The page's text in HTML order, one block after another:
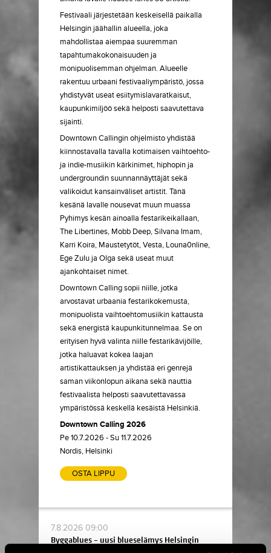
Festivaali järjestetään keskeisellä paikalla
Helsingin jäähallin alueella, joka
mahdollistaa aiempaa suuremman
tapahtumakokonaisuuden ja
monipuolisemman ohjelman. Alueelle
rakentuu urbaani festivaaliympäristö, jossa
yhdistyvät useat esiitymislavaratkaisut,
kaupunkimiljöö sekä helposti saavutettava
sijainti.
Downtown Callingin ohjelmisto yhdistää
kiinnostavalla tavalla kotimaisen vaihtoehto-
ja indie-musiikin kärkinimet, hiphopin ja
undergroundin suunnannäyttäjät sekä
valikoidut kansainväliset artistit. Tänä
kesänä lavalle nousevat muun muassa
Pyhimys kesän ainoalla festarikeikallaan,
The Libertines, Mobb Deep, Silvana Imam,
Karri Koira, Maustetytöt, Vesta, Louna0nline,
Ege Zulu ja Olga sekä useat muut
ajankohtaiset nimet.
Downtown Calling sopii niille, jotka
arvostavat urbaania festarikokemusta,
monipuolista vaihtoehtomusiikin kattausta
sekä energistä kaupunkitunnelmaa. Se on
erityisen hyvä valinta niille festarikävijöille,
jotka haluavat kokea laajan
artistikattauksen ja yhdistää eri genrejä
saman viikonlopun aikana sekä nauttia
festivaalista helposti saavutettavassa
ympäristössä keskellä kesäistä Helsinkiä.
Downtown Calling 2026
Pe 10.7.2026 - Su 11.7.2026
Nordis, Helsinki
OSTA LIPPU
7.8.2026 09:00
Byggablues – uusi blueselämys Helsingin